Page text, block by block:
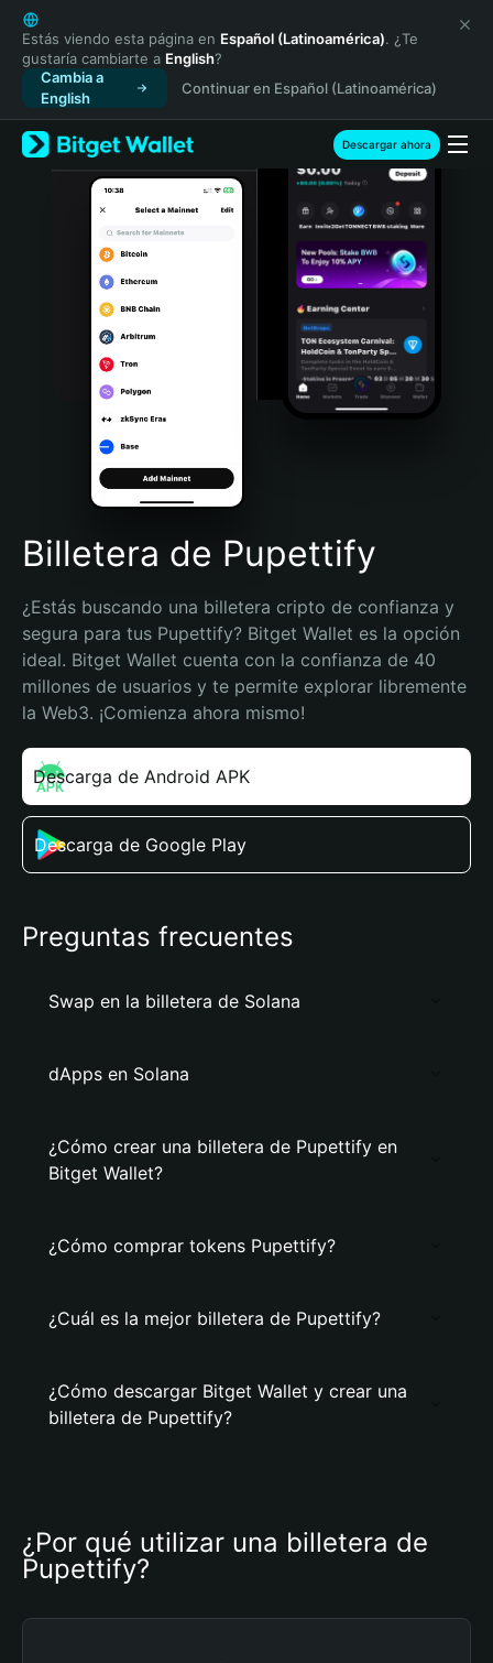
English
日本語
Tiếng Việt
Русский
Español (Latinoamérica)
Türkçe
Italiano
Português (Portugal)
Bahasa Indonesia
Português (Brasil)
Español (Argentina)
Estás viendo esta página en Español (Latinoamérica). ¿Te
gustaría cambiarte a English?
Cambia a
English
Continuar en Español (Latinoamérica)
Descargar ahora
Billetera de Pupettify
¿Estás buscando una billetera cripto de confianza y
segura para tus Pupettify? Bitget Wallet es la opción
ideal. Bitget Wallet cuenta con la confianza de 40
millones de usuarios y te permite explorar libremente
la Web3. ¡Comienza ahora mismo!
Descarga de Android APK
Descarga de Google Play
Preguntas frecuentes
Swap en la billetera de Solana
dApps en Solana
¿Cómo crear una billetera de Pupettify en
Bitget Wallet?
¿Cómo comprar tokens Pupettify?
¿Cuál es la mejor billetera de Pupettify?
¿Cómo descargar Bitget Wallet y crear una
billetera de Pupettify?
¿Por qué utilizar una billetera de
Pupettify?